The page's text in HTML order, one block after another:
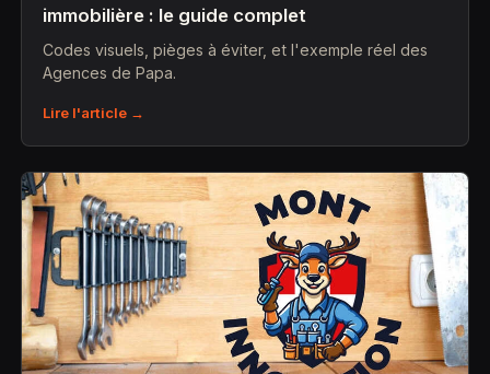
immobilière : le guide complet
Codes visuels, pièges à éviter, et l'exemple réel des
Agences de Papa.
Lire l'article →